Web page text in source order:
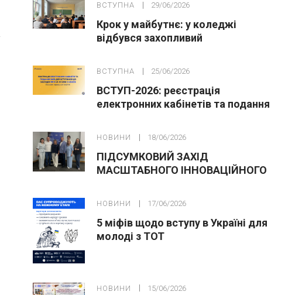
ВСТУПНА 29/06/2026
Крок у майбутнє: у коледжі
відбувся захопливий
абітурієнтів
ВСТУПНА 25/06/2026
ВСТУП-2026: реєстрація
електронних кабінетів та подання
НОВИНИ 18/06/2026
ПІДСУМКОВИЙ ЗАХІД
МАСШТАБНОГО ІННОВАЦІЙНОГО
НОВИНИ 17/06/2026
5 міфів щодо вступу в Україні для
молоді з ТОТ
НОВИНИ 15/06/2026